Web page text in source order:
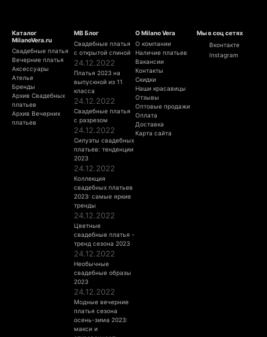
Каталог
MilanoVera.ru
Свадебные платья
Вечерние платья
Аксессуары
Ателье
Бренды
Архив Свадебных
платьев
Архив Вечерних
платьев
МВ Блог
Свадебные платья
с открытой спиной
24.12.2022
Платья 2023 на
выпускной из 11
класса
24.12.2022
Свадебные платья
с разрезом
24.12.2022
Силуэты свадебных
платьев: тенденции
2023
24.12.2022
Коллекция
свадебных платьев
2023: самые яркие
тренды
24.12.2022
Цветные
свадебные платья -
тренд сезона 2023
24.12.2022
Необычные
свадебные образы
2023
24.12.2022
Модные вечерние
платья сезона
осень-зима 2023:
макси и
О Milano Vera
О компании
Наличие платьев
Вакансии
Контакты
Скидки
Наши красавицы
Отзывы
Оптовые продажи
Оплата
Доставка
Карта сайта
Мы в соц сетях
Вконтакте
Instagram